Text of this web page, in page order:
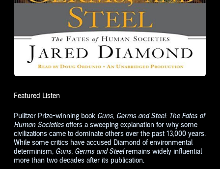
Featured Listen
Pulitzer Prize-winning book Guns, Germs and Steel: The Fates of
Human Societiesoffers a sweeping explanation for why some
civilizations came to dominate others over the past 13,000 years.
While some critics have accused Diamond of environmental
determinism, Guns, Germs and Steelremains widely influential
more than two decades after its publication.